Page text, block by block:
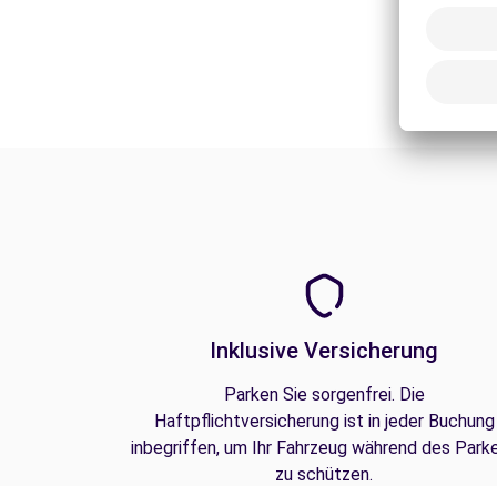
Inklusive Versicherung
Parken Sie sorgenfrei. Die
Haftpflichtversicherung ist in jeder Buchung
inbegriffen, um Ihr Fahrzeug während des
zu schützen.